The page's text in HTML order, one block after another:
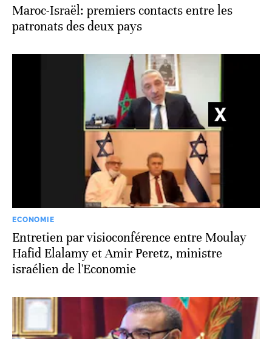
Maroc-Israël: premiers contacts entre les
patronats des deux pays
ECONOMIE
Entretien par visioconférence entre Moulay
Hafid Elalamy et Amir Peretz, ministre
israélien de l'Economie